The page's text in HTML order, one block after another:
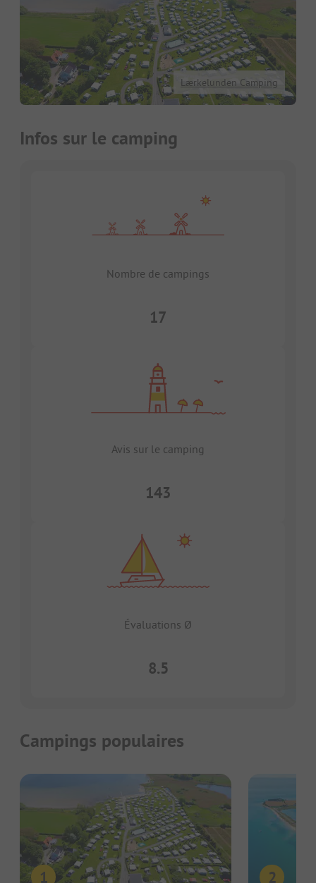
Lærkelunden Camping
Infos sur le camping
Nombre de campings
17
Avis sur le camping
143
Évaluations Ø
8.5
Campings populaires